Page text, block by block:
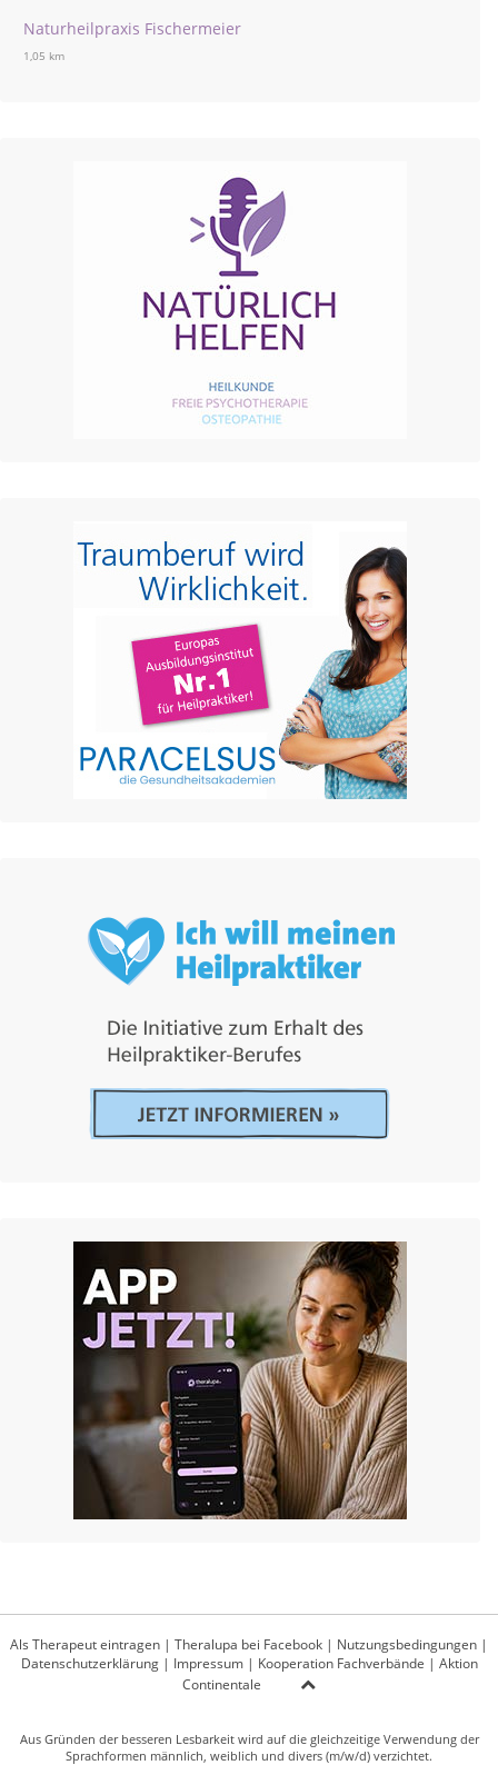
Naturheilpraxis Fischermeier
1,05 km
Als Therapeut eintragen | Theralupa bei Facebook | Nutzungsbedingungen |
Datenschutzerklärung| Impressum| Kooperation Fachverbände | Aktion
Continentale
Aus Gründen der besseren Lesbarkeit wird auf die gleichzeitige Verwendung der
Sprachformen männlich, weiblich und divers (m/w/d) verzichtet.